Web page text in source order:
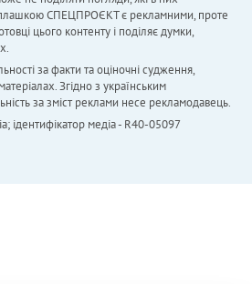
плашкою СПЕЦПРОЄКТ є рекламними, проте
цього контенту і поділяє думки,
за факти та оціночні судження,
Згідно з українським
за зміст реклами несе рекламодавець.
ідентифікатор медіа - R40-05097